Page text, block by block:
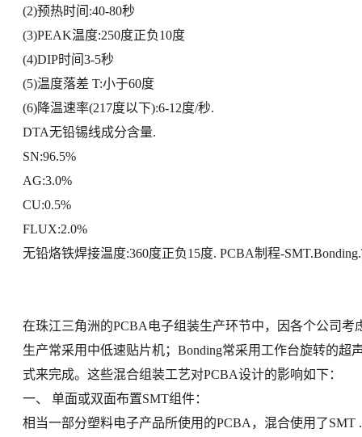
(2)预热时间:40-80秒
(3)PEAK温度:250度正负10度
(4)DIP时间3-5秒
(5)温度落差 T:小于60度
(6)降温速率(217度以下):6-12度/秒.
DTA无铅锡线成分含量.
SN:96.5%
AG:3.0%
CU:0.5%
FLUX:2.0%
无铅烙铁焊接温度:360度正负15度. PCBA制程-
在珠江三角洲的PCBA电子组装生产环节中，因各个公司
生产常采用中低速贴片机；Bonding常采用工作台旋转的
式来完成。这些混合组装工艺对PCBA设计的影响如下：
一、 单面或双面布置SMT组件：
相当一部分塑料电子产品所使用的PCBA，混合使用了